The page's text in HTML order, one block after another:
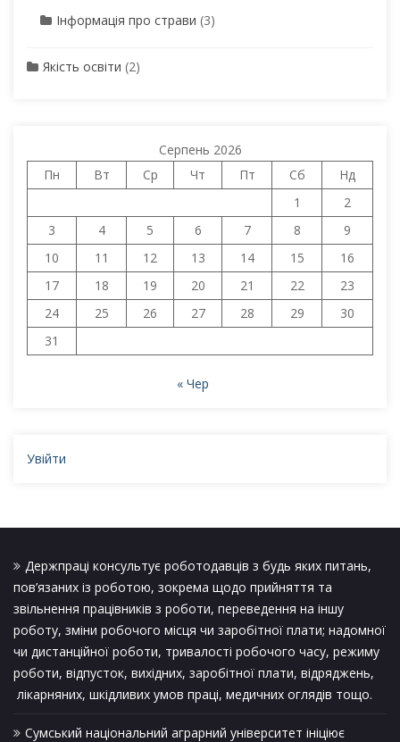
Інформація про страви (3)
Якість освіти (2)
Серпень 2026
Пн
Вт Ср Чт Пт Сб
Нд
1
2
3
4 5 6 7 8
9
10
11 12 13 14 15
16
17
18 19 20 21 22
23
24
25 26 27 28 29
30
31
« Чер
Увійти
Держпраці консультує роботодавців з будь яких питань,
пов’язаних із роботою, зокрема щодо прийняття та
звільнення працівників з роботи, переведення на іншу
роботу, зміни робочого місця чи заробітної плати; надомної
чи дистанційної роботи, тривалості робочого часу, режиму
роботи, відпусток, вихідних, заробітної плати, відряджень,
лікарняних, шкідливих умов праці, медичних оглядів тощо.
Сумський національний аграрний університет ініціює